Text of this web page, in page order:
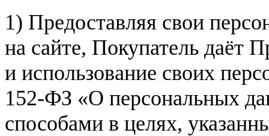
1) Предоставляя свои
на сайте, Покупатель даёт
и использование своих
152-ФЗ «О персональных
способами в целях,